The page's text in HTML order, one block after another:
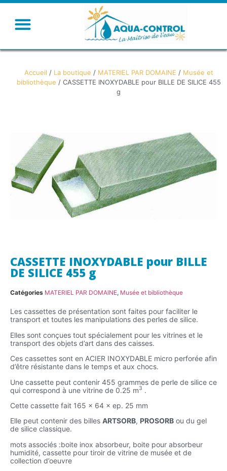
Accueil / La boutique / MATERIEL PAR DOMAINE / Musée et
bibliothèque / CASSETTE INOXYDABLE pour BILLE DE SILICE 455
g
CASSETTE INOXYDABLE pour BILLE
DE SILICE 455 g
Catégories MATERIEL PAR DOMAINE, Musée et bibliothèque
Les cassettes de présentation sont faites pour faciliter le
transport et toutes les manipulations des perles de silice.
Elles sont conçues tout spécialement pour les vitrines et le
transport des objets d’art dans des caisses.
Ces cassettes sont en ACIER INOXYDABLE micro perforée afin
d’être résistante dans le temps et aux chocs.
Une cassette peut contenir 455 grammes de perle de silice ce
qui correspond à une vitrine de 0.25 m3 .
Cette cassette fait 165 × 64 × ep. 25 mm
Elle peut contenir des billes ARTSORB, PROSORB ou du gel
de silice classique.
mots associés :boite inox absorbeur, boite pour absorbeur
humidité, cassette pour tiroir de vitrine de musée et de
collection d’oeuvre